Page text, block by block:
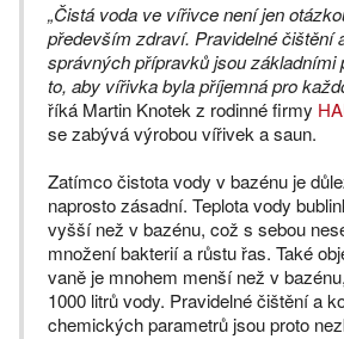
„Čistá voda ve vířivce není jen
především zdraví. Pravidelné čištění
správných přípravků jsou základními
to, aby vířivka byla příjemná pro
říká Martin Knotek z rodinné firmy
se zabývá výrobou vířivek a saun.
Zatímco čistota vody v bazénu je
naprosto zásadní. Teplota vody
vyšší než v bazénu, což s sebou
množení bakterií a růstu řas. Také
vaně je mnohem menší než v
1000 litrů vody. Pravidelné čištění a
chemických parametrů jsou proto